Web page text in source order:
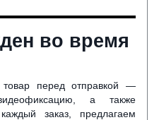
во время
перед отправкой —
а также
заказ, предлагаем